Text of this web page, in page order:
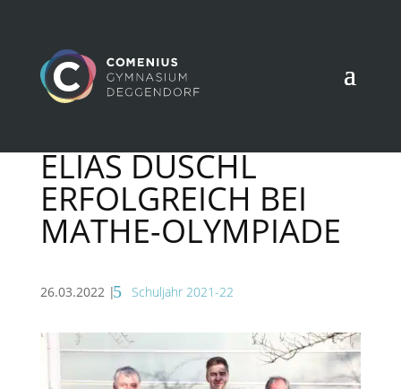
ELIAS DUSCHL
ERFOLGREICH BEI
MATHE-OLYMPIADE
26.03.2022| Schuljahr 2021-22